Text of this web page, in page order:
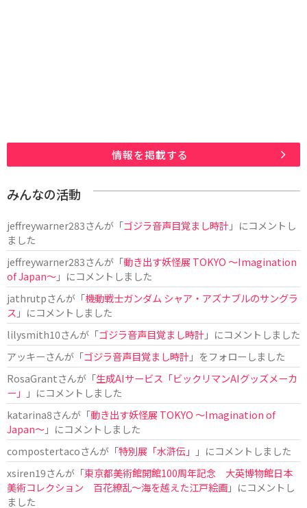
情報を掲載する
みんなの活動
jeffreywarner283さんが「ゴジラ音声目覚まし時計」にコメントし
ました
jeffreywarner283さんが「動き出す妖怪展 TOKYO 〜Imagination
of Japan〜」にコメントしました
jathrutpさんが「機動戦士ガンダム シャア・アズナブルのサングラ
ス 」にコメントしました
lilysmith10さんが「ゴジラ音声目覚まし時計」にコメントしました
アッキーさんが「ゴジラ音声目覚まし時計」をフォローしました
RosaGrantさんが「生成AIサービス「ビックリマンAIグッズメーカ
ー」
」にコメントしました
katarina8さんが「動き出す妖怪展 TOKYO 〜Imagination of
Japan〜」にコメントしました
compostertacoさんが「特別展「水滸伝」
」にコメントしました
xsiren19さんが「東京都美術館開館100周年記念 大英博物館日本
美術コレクション 百花繚乱～海を越えた江戸絵画」にコメントし
ました